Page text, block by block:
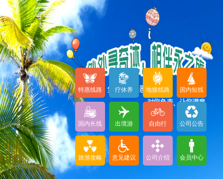
特惠线路 疗休养 地接线路 国内短线
国内长线 出境游 自由行 公司公告
旅游攻略 意见建议 公司介绍 会员中心